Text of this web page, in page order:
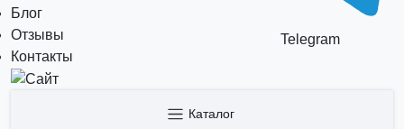
Блог
Отзывы
Контакты
Telegram
Каталог